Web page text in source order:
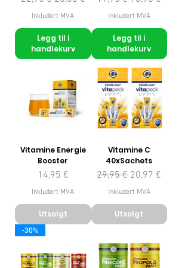
Inkludert MVA
Legg til i
handlekurv
Inkludert MVA
Legg til i
handlekurv
Vitamine Energie
Booster
Pris
14,95 €
Inkludert MVA
Utsolgt
Vitamine C
40xSachets
Vanlig pris
29,95 € Salgspris
20,97 €
Inkludert MVA
Utsolgt
-30%